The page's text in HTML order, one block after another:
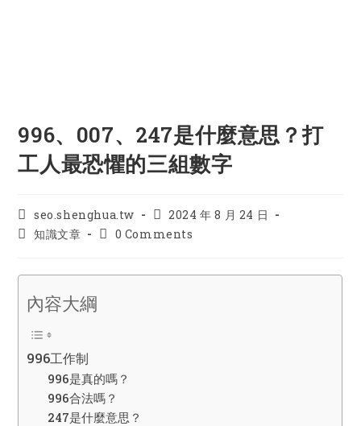
996、007、247是什麼意思？打
工人最恐懼的三組數字
Post
author:
seo.shenghua.tw
Post
published:
2024 年 8 月 24 日
Post知識文章
Post0 Comments
內容大綱
996工作制
996是真的嗎？
996合法嗎？
247是什麼意思？